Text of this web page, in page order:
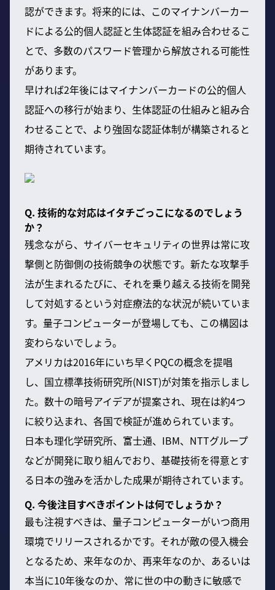
認ができます。将来的には、このマイナンバーカー
ドによる公的個人認証と生体認証を組み合わせるこ
とで、多数のパスワード管理から解放される可能性
があります。
早ければ2年後にはマイナンバーカードの公的個人
認証への移行が始まり、生体認証の仕組みと組み合
わせることで、より強固な認証体制が構築されると
期待されています。
Q. 技術的な対応はイタチごっこになるのでしょう
か？
残念ながら、サイバーセキュリティの世界は常に攻
撃側と防御側の技術競争の状態です。新たな攻撃手
法が生まれるたびに、それを乗り越える技術を開発
して対処するという対症療法的な状況が続いていま
す。量子コンピューターが登場しても、この構図は
変わらないでしょう。
アメリカは2016年にいち早くPQCの概念を提唱
し、国立標準技術研究所(NIST)が対策を指示しまし
た。数十の暗号アイデアが提案され、現在は約4つ
に絞り込まれ、各国で検証が進められています。
日本も理化学研究所、富士通、IBM、NTTグループ
などが開発に取り組んでおり、基礎技術を得意とす
る日本の強みを活かした成果が期待されています。
Q. 今後注目すべきポイントは何でしょうか？
最も注視すべきは、量子コンピューターがいつ商用
環境でリリースされるかです。それが敵の侵入機会
となるため、来年なのか、再来年なのか、あるいは
本当に10年後なのか、常に世の中の動きに敏感で